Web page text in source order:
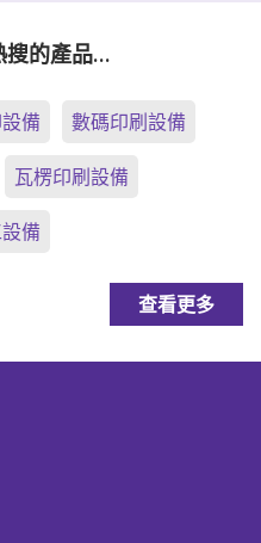
搜的產品…
備 數碼印刷設備
瓦楞印刷設備
備
查看更多